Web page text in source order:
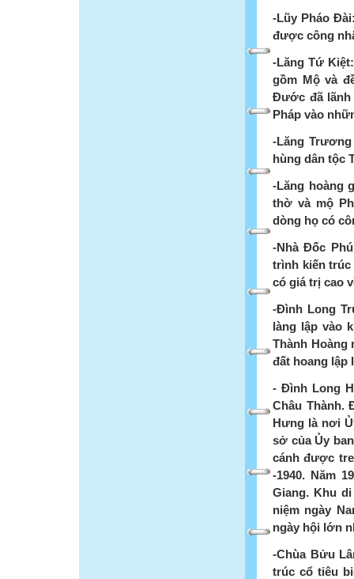
-Lũy Pháo
được công
-Lăng Tứ
gồm Mộ và
Đước đã lãnh
Pháp vào
-Lăng
hùng dân tộc
-Lăng hoàng
thờ và mộ
dòng họ có
-Nhà Đốc
trình kiến trúc
có giá trị cao
-Đình Long
làng lập vào
Thành
đất hoang lập
- Đình Long
Châu Thành.
Hưng là nơi
sở của Ủy
cánh được
-1940. Năm
Giang. Khu
niệm ngày
ngày hội lớn
-Chùa Bửu
trúc cổ tiêu